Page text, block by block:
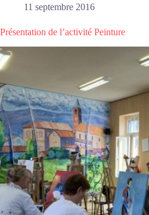
11 septembre 2016
Présentation de l’activité Peinture